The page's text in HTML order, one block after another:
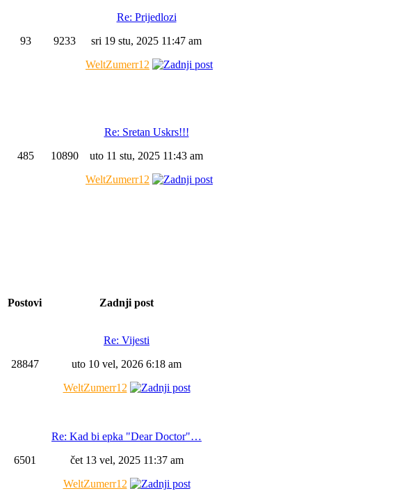
93 9233
Re: Prijedlozi
sri 19 stu, 2025 11:47 am
WeltZumerr12
485 10890
Re: Sretan Uskrs!!!
uto 11 stu, 2025 11:43 am
WeltZumerr12
Postovi
Zadnji post
28847
Re: Vijesti
uto 10 vel, 2026 6:18 am
WeltZumerr12
6501
Re: Kad bi epka "Dear Doctor"…
čet 13 vel, 2025 11:37 am
WeltZumerr12